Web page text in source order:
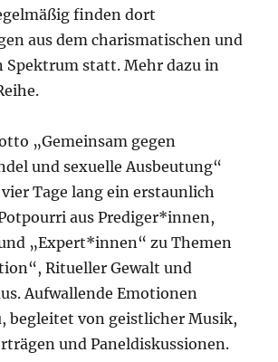
finden dort
aus dem charismatischen und
Spektrum statt. Mehr dazu in
„Gemeinsam gegen
und sexuelle Ausbeutung“
Tage lang ein erstaunlich
aus Prediger*innen,
„Expert*innen“ zu Themen
Ritueller Gewalt und
Aufwallende Emotionen
begleitet von geistlicher Musik,
und Paneldiskussionen.